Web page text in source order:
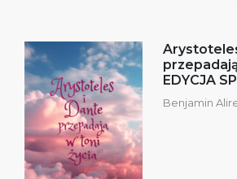
EDYCJA
Benjamin